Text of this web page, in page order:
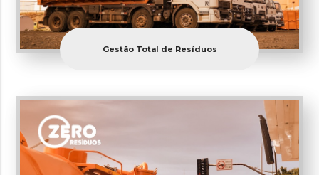
Gestão Total de Resíduos